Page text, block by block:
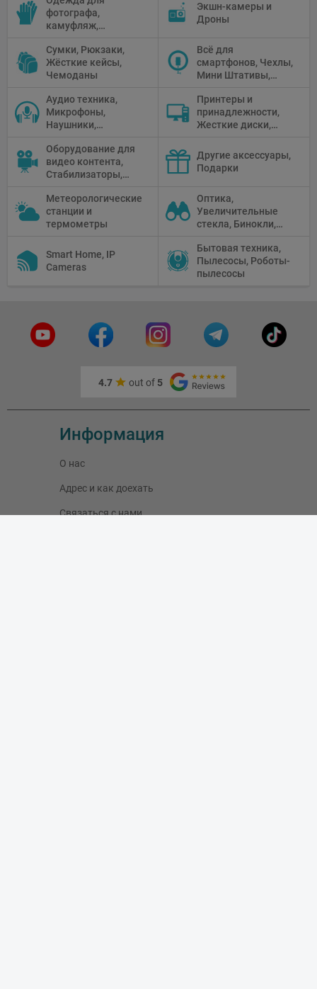
панели
фотографа,
камуфляж,
Экшн-камеры и
Дроны
Сумки, Рюкзаки,
Жёсткие кейсы,
Чемоданы
Всё для
смартфонов, Чехлы,
Мини Штативы,
Аудио техника,
Микрофоны,
Наушники,
микшеры, Кабели и
адаптеры
Принтеры и
принадлежности,
Жесткие диски,
Проекторы,
Графические
Планшеты, Бумага
Оборудование для
видео контента,
Стабилизаторы,
Мониторы,
Профессиональное
видео
Другие аксессуары,
Подарки
Метеорологические
станции и
термометры
Оптика,
Увеличительные
стекла, Бинокли,
Телескопы,
Прицелы,
Микроскопы,
Smart Home, IP
Cameras
Бытовая техника,
Пылесосы, Роботы-
пылесосы
4.7 out of 5
Информация
О нас
Адрес и как доехать
Связаться с нами